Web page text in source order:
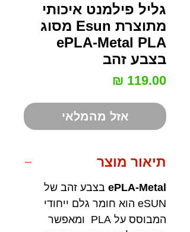
גליל פילמנט איכותי
מתוצרת Esun מסוג
ePLA-Metal PLA
בצבע זהב
אזל מהמלאי
תיאור מוצר
ePLA-Metal בצבע זהב של
eSUN הוא חומר גלם ייחודי
המבוסס על PLA ומאפשר